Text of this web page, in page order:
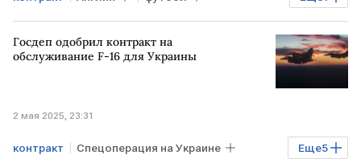
Общество
Госдеп одобрил контракт на
обслуживание F-16 для Украины
2 мая 2025, 23:31
Еще5
контракт Спецоперация на Украине